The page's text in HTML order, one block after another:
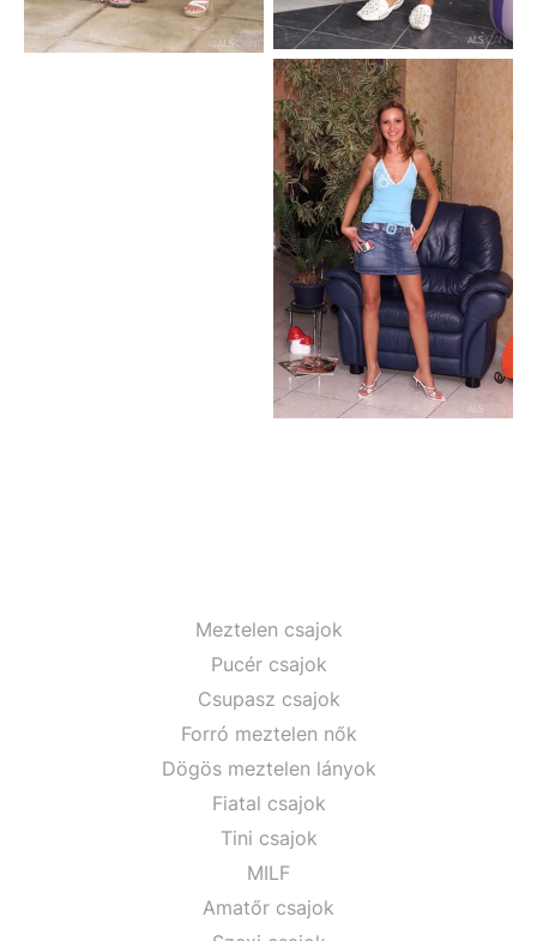
Meztelen csajok
Pucér csajok
Csupasz csajok
Forró meztelen nők
Dögös meztelen lányok
Fiatal csajok
Tini csajok
MILF
Amatőr csajok